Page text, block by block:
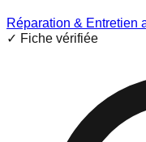
Réparation & Entretien
✓ Fiche vérifiée